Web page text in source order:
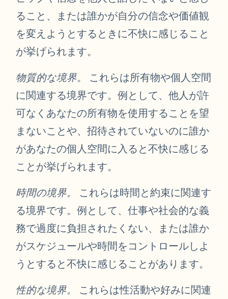
ること、または誰かが自分の信念や価値観
を変えようとするときに不快に感じること
が挙げられます。
物質的な境界。
これらは所有物や個人空間
に関連する境界です。例として、他人が許
可なくあなたの所有物を使用することを望
まないことや、招待されていないのに誰か
があなたの個人空間に入ると不快に感じる
ことが挙げられます。
時間の境界。
これらは時間と約束に関連す
る境界です。例として、仕事や社会的な義
務で過度に負担されたくない、または誰か
がスケジュールや時間をコントロールしよ
うとすると不快に感じることがあります。
性的な境界。
これらは性活動や好みに関連